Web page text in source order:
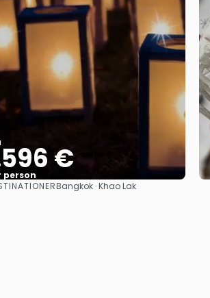
€
person
Se
Bangkok · Khao Lak